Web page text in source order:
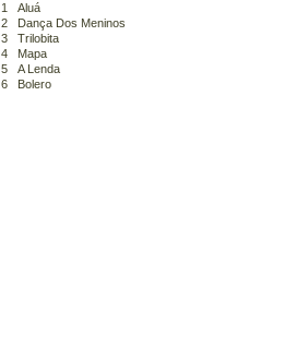
1
Aluá
2
Dança Dos Meninos
3
Trilobita
4
Mapa
5
A Lenda
6
Bolero